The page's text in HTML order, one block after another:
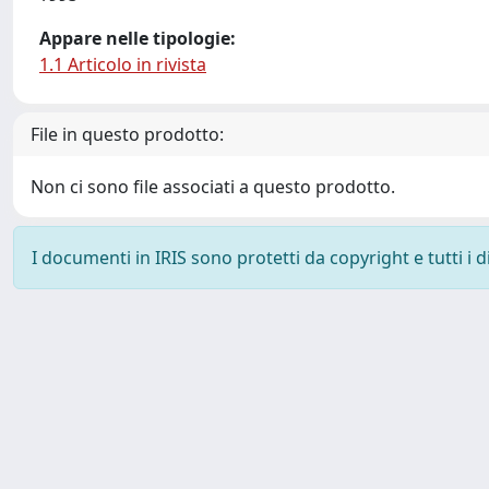
Appare nelle tipologie:
1.1 Articolo in rivista
File in questo prodotto:
Non ci sono file associati a questo prodotto.
I documenti in IRIS sono protetti da copyright e tutti i